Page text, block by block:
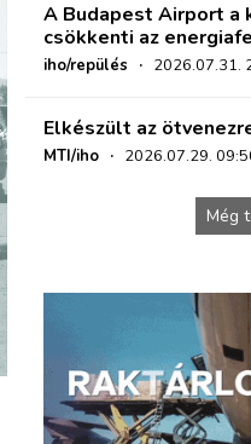
A Budapest Airport a
csökkenti az
iho/repülés · 2026.07.31.
Elkészült az
MTI/iho · 2026.07.29.
Még